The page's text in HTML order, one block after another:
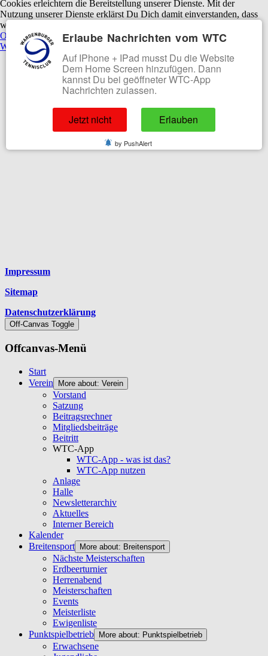
Impressum
Sitemap
Datenschutzerklärung
Off-Canvas Toggle
Offcanvas-Menü
Start
Verein
More about: Verein
Vorstand
Satzung
Beitragsrechner
Mitgliedsbeiträge
Beitritt
WTC-App
WTC-App - was ist das?
WTC-App nutzen
Anlage
Halle
Newsletterarchiv
Aktuelles
Interner Bereich
Kalender
Breitensport
More about: Breitensport
Nächste Meisterschaften
Erdbeerturnier
Herrenabend
Meisterschaften
Events
Meisterliste
Ewigenliste
Punktspielbetrieb
More about: Punktspielbetrieb
Erwachsene
Cookies erleichtern die Bereitstellung unserer Dienste. Mit der
Nutzung unserer Dienste erklärst Du Dich damit einverstanden, dass
wir Cookies verwenden.
OK
Ablehnen
Weitere Informationen
Erlaube Nachrichten vom WTC
Auf IPhone + IPad musst Du die Website
Dem Home Screen hinzufügen. Dann
kannst Du bei geöffneter WTC-App
Nachrichten zulassen.
Jetzt nicht Erlauben
by PushAlert